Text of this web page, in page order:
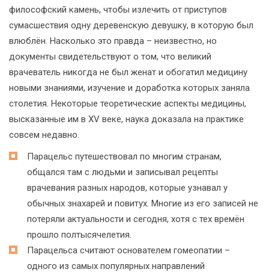
философский камень, чтобы излечить от приступов
сумасшествия одну деревенскую девушку, в которую был
влюблён. Насколько это правда – неизвестно, но
документы свидетельствуют о том, что великий
врачеватель никогда не был женат и обогатил медицину
новыми знаниями, изучение и доработка которых заняла
столетия. Некоторые теоретические аспекты медицины,
высказанные им в XV веке, наука доказала на практике
совсем недавно.
Парацельс путешествовал по многим странам,
общался там с людьми и записывал рецепты
врачевания разных народов, которые узнавал у
обычных знахарей и повитух. Многие из его записей не
потеряли актуальности и сегодня, хотя с тех времён
прошло полтысячелетия.
Парацельса считают основателем гомеопатии –
одного из самых популярных направлений